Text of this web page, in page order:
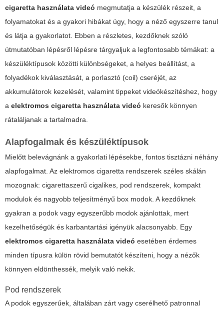
cigaretta használata videó megmutatja a készülék részeit, a
folyamatokat és a gyakori hibákat úgy, hogy a néző egyszerre tanul
és látja a gyakorlatot. Ebben a részletes, kezdőknek szóló
útmutatóban lépésről lépésre tárgyaljuk a legfontosabb témákat: a
készüléktípusok közötti különbségeket, a helyes beállítást, a
folyadékok kiválasztását, a porlasztó (coil) cseréjét, az
akkumulátorok kezelését, valamint tippeket videókészítéshez, hogy
a elektromos cigaretta használata videó keresők könnyen
rátaláljanak a tartalmadra.
Alapfogalmak és készüléktípusok
Mielőtt belevágnánk a gyakorlati lépésekbe, fontos tisztázni néhány
alapfogalmat. Az elektromos cigaretta rendszerek széles skálán
mozognak: cigarettaszerű cigalikes, pod rendszerek, kompakt
modulok és nagyobb teljesítményű box modok. A kezdőknek
gyakran a podok vagy egyszerűbb modok ajánlottak, mert
kezelhetőségük és karbantartási igényük alacsonyabb. Egy
elektromos cigaretta használata videó esetében érdemes
minden típusra külön rövid bemutatót készíteni, hogy a nézők
könnyen eldönthessék, melyik való nekik.
Pod rendszerek
A podok egyszerűek, általában zárt vagy cserélhető patronnal